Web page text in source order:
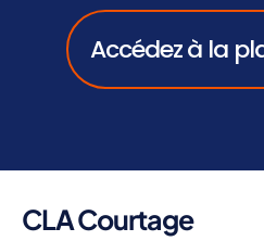
Accédez à la
CLA Courtage